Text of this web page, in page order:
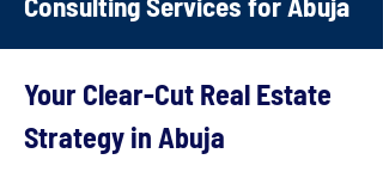
Your Clear-Cut Real Estate
Strategy in Abuja